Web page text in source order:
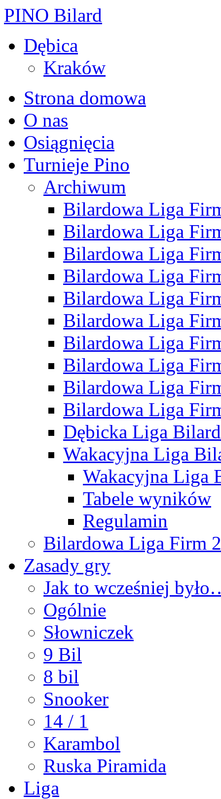
PINO Bilard
Dębica
Kraków
Strona domowa
O nas
Osiągnięcia
Turnieje Pino
Archiwum
Bilardowa Liga
Bilardowa Liga
Bilardowa Liga
Bilardowa Liga
Bilardowa Liga
Bilardowa Liga
Bilardowa Liga
Bilardowa Liga
Bilardowa Liga
Bilardowa Liga
Dębicka Liga
Wakacyjna Liga
Wakacyjna Liga
Tabele wyników
Regulamin
Bilardowa Liga Firm
Zasady gry
Jak to wcześniej
Ogólnie
Słowniczek
9 Bil
8 bil
Snooker
14 / 1
Karambol
Ruska Piramida
Liga